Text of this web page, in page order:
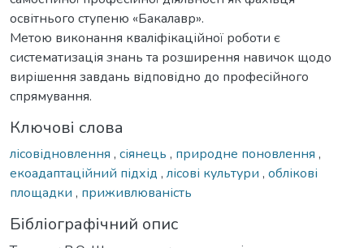
освітнього ступеню «Бакалавр».
Метою виконання кваліфікаційної роботи є
систематизація знань та розширення навичок щодо
вирішення завдань відповідно до професійного
спрямування.
Ключові слова
лісовідновлення , сіянець , природне поновлення ,
екоадаптаційний підхід , лісові культури , облікові
площадки , приживлюваність
Бібліографічний опис